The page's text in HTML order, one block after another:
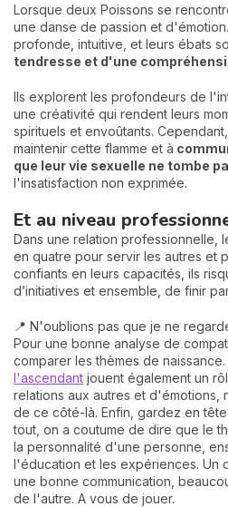
Lorsque deux Poissons se
une danse de passion et
profonde, intuitive, et leurs ébats
tendresse et d'une
Ils explorent les profondeurs de
une créativité qui rendent leurs
spirituels et envoûtants.
maintenir cette flamme et à
que leur vie sexuelle ne tombe
l'insatisfaction non exprimée.
Et au niveau
Dans une relation professionnelle,
en quatre pour servir les autres et
confiants en leurs capacités, ils
d’initiatives et ensemble, de finir
📍 N'oublions pas que je ne
Pour une bonne analyse de
comparer les thèmes de naissance.
l'ascendant jouent également un
relations aux autres et
de ce côté-là. Enfin, gardez en
tout, on a coutume de dire que le
la personnalité d'une personne,
l'éducation et les expériences. Un
une bonne communication,
de l'autre. A vous de jouer.